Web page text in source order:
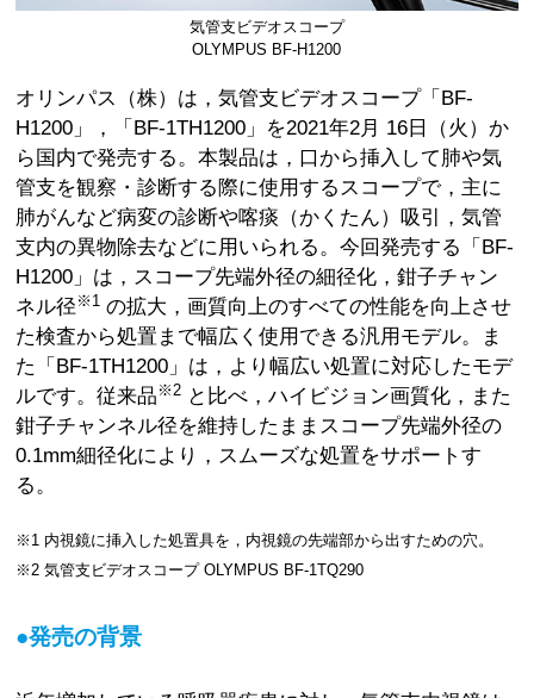
気管支ビデオスコープ
OLYMPUS BF-H1200
オリンパス（株）は，気管支ビデオスコープ「BF-
H1200」，「BF-1TH1200」を2021年2月 16日（火）か
ら国内で発売する。本製品は，口から挿入して肺や気
管支を観察・診断する際に使用するスコープで，主に
肺がんなど病変の診断や喀痰（かくたん）吸引，気管
支内の異物除去などに用いられる。今回発売する「BF-
H1200」は，スコープ先端外径の細径化，鉗子チャン
ネル径※1 の拡大，画質向上のすべての性能を向上させ
た検査から処置まで幅広く使用できる汎用モデル。ま
た「BF-1TH1200」は，より幅広い処置に対応したモデ
ルです。従来品 ※2 と比べ，ハイビジョン画質化，また
鉗子チャンネル径を維持したままスコープ先端外径の
0.1mm細径化により，スムーズな処置をサポートす
る。
※1 内視鏡に挿入した処置具を，内視鏡の先端部から出すための穴。
※2 気管支ビデオスコープ OLYMPUS BF-1TQ290
●発売の背景